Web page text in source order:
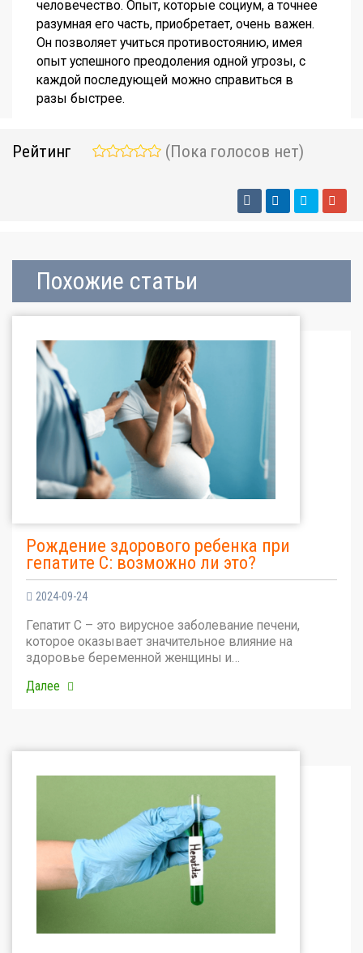
человечество. Опыт, которые социум, а точнее
разумная его часть, приобретает, очень важен.
Он позволяет учиться противостоянию, имея
опыт успешного преодоления одной угрозы, с
каждой последующей можно справиться в
разы быстрее.
Рейтинг (Пока голосов нет)
Похожие статьи
Рождение здорового ребенка при
гепатите С: возможно ли это?
2024-09-24
Гепатит С – это вирусное заболевание печени,
которое оказывает значительное влияние на
здоровье беременной женщины и…
Далее